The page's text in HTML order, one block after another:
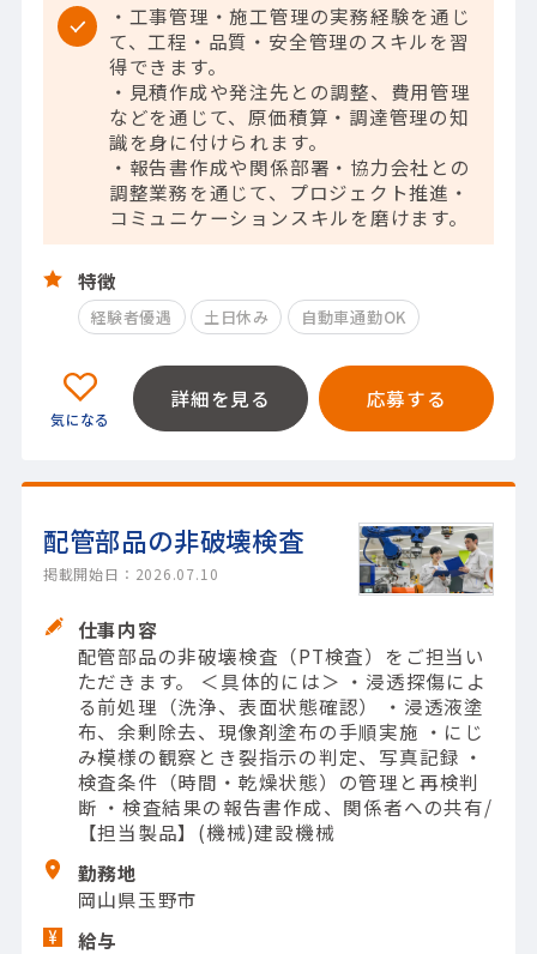
・工事管理・施工管理の実務経験を通じ
て、工程・品質・安全管理のスキルを習
得できます。
・見積作成や発注先との調整、費用管理
などを通じて、原価積算・調達管理の知
識を身に付けられます。
・報告書作成や関係部署・協力会社との
調整業務を通じて、プロジェクト推進・
コミュニケーションスキルを磨けます。
特徴
経験者優遇 土日休み 自動車通勤OK
詳細を見る 応募する
配管部品の非破壊検査
掲載開始日：2026.07.10
仕事内容
配管部品の非破壊検査（PT検査）をご担当い
ただきます。 ＜具体的には＞ ・浸透探傷によ
る前処理（洗浄、表面状態確認） ・浸透液塗
布、余剰除去、現像剤塗布の手順実施 ・にじ
み模様の観察とき裂指示の判定、写真記録 ・
検査条件（時間・乾燥状態）の管理と再検判
断 ・検査結果の報告書作成、関係者への共有/
【担当製品】(機械)建設機械
勤務地
岡山県玉野市
給与